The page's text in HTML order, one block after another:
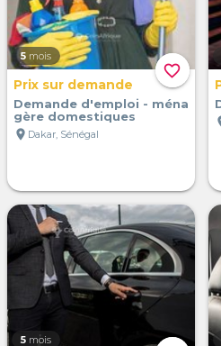
favorite_border
5 mois
Prix sur demande
Demande d'emploi - ména
gère domestiques
location_on Dakar, Sénégal
5 mois